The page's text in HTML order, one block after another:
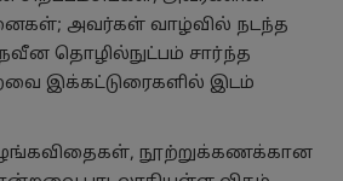
அவர்கள் வாழ்வில் நடந்த
நவீன தொழில்நுட்பம் சார்ந்த
இக்கட்டுரைகளில் இடம்
நூற்றுக்கணக்கான